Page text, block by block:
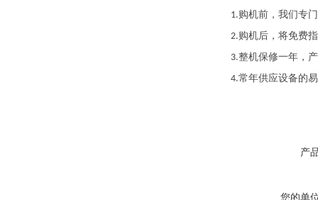
1.购机前，我们专
2.购机后，将免费
3.整机保修一年，
4.常年供应设备的
产
您的单